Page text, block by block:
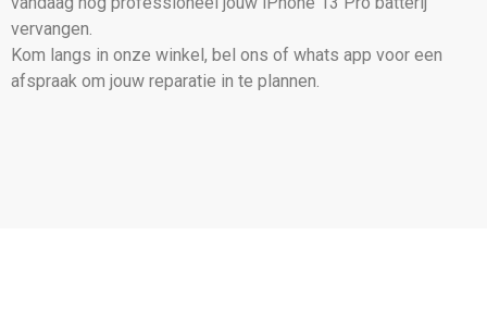
vervangen.
Kom langs in onze winkel, bel ons of whats app voor een
afspraak om jouw reparatie in te plannen.